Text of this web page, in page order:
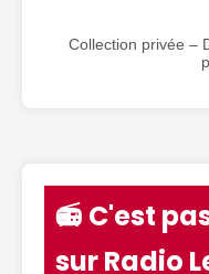
Collection privée –
📻 C'est
sur Radio